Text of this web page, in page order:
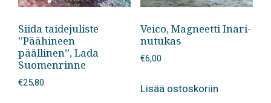
Siida taidejuliste
”Päähineen
päällinen”, Lada
Suomenrinne
€25,80
Veico, Magneetti Inari-
nutukas
€6,00
Lisää ostoskoriin